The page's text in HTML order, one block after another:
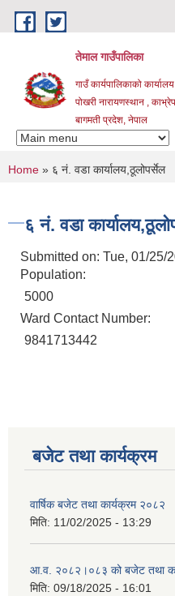
Skip to main content
तेमाल गाउँपालिका
गाउँ कार्यपालिकाको कार्यालय
पोखरी नारायणस्थान ,
बागमती प्रदेश, नेपाल
You are here
Home » ६ नं. वडा कार्यालय,ठूलोपर्सेल
६ नं. वडा
Submitted on: Tue, 01/25/
Population:
5000
Ward Contact Number:
9841713442
बजेट तथा कार्यक्रम
वार्षिक बजेट तथा कार्यक्रम २०८२
मिति: 11/02/2025 - 13:29
आ.व. २०८२।०८३ को बजेट तथा
मिति: 09/18/2025 - 16:01